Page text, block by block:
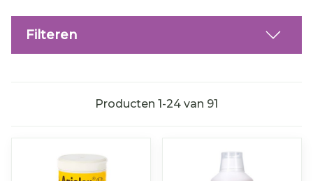
Filteren
Producten 1-24 van 91